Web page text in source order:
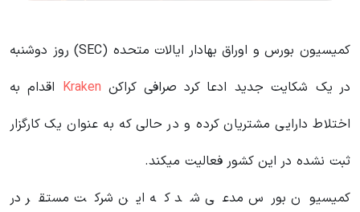
کمیسیون بورس و اوراق بهادار ایالات متحده (SEC) روز دوشنبه
در یک شکایت جدید ادعا کرد صرافی کراکن Kraken اقدام به
اختلاط دارایی مشتریان کرده و در حالی که به عنوان یک کارگزار
ثبت نشده در این کشور فعالیت میکند.
کمیسیون بورس مدعی شد که این شرکت مستقر در